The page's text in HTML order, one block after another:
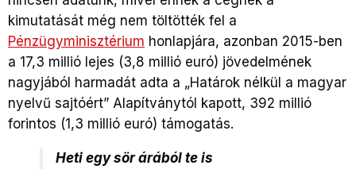
kimutatását még nem töltötték fel a
Pénzügyminisztérium honlapjára, azonban 2015-ben
a 17,3 millió lejes (3,8 millió euró) jövedelmének
nagyjából harmadát adta a „Határok nélkül a magyar
nyelvű sajtóért” Alapítványtól kapott, 392 millió
forintos (1,3 millió euró) támogatás.
Heti egy sör árából te is